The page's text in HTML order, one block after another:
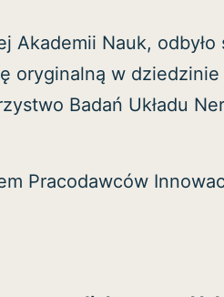
Akademii Nauk, odbyło
oryginalną w
Badań Układu
Pracodawców